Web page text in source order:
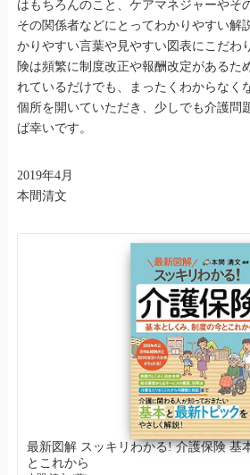
はもちろんのこと、ケアマネジャーやそ
その関係者などにとってわかりやすい解
かりやすい言葉や見やすい図表にこだわ
険は頻繁に制度改正や報酬改定があるた
れているだけでも、まったくわからなく
個所を開いていただき、少しでも介護問
ば幸いです。
2019年4月
本間清文
最新図解 スッキリわかる! 介護保険 基
とこれから